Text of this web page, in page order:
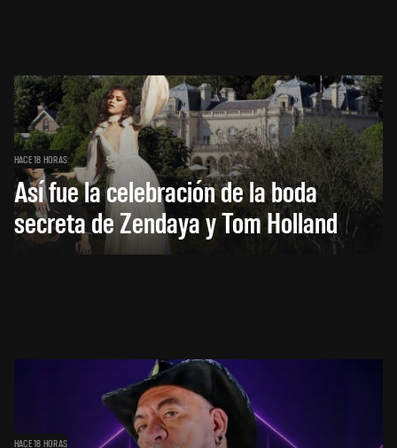
HACE 18 HORAS
Así fue la celebración de la boda
secreta de Zendaya y Tom Holland
HACE 18 HORAS